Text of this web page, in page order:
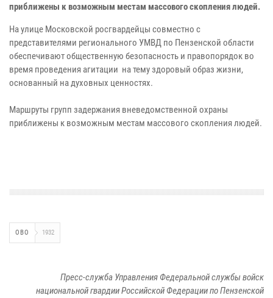
приближены к возможным местам массового скопления людей.
На улице Московской росгвардейцы совместно с
представителями регионального УМВД по Пензенской области
обеспечивают общественную безопасность и правопорядок во
время проведения агитации на тему здоровый образ жизни,
основанный на духовных ценностях.
Маршруты групп задержания вневедомственной охраны
приближены к возможным местам массового скопления людей.
ОВО 1932
Пресс-служба Управления Федеральной службы войск
национальной гвардии Российской Федерации по Пензенской